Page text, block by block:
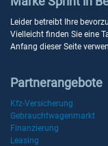
Leider betreibt Ihre
Vielleicht finden Sie eine
Anfang dieser Seite
Partnerangebote
Kfz-Versicherung
Gebrauchtwagenmarkt
Finanzierung
Leasing